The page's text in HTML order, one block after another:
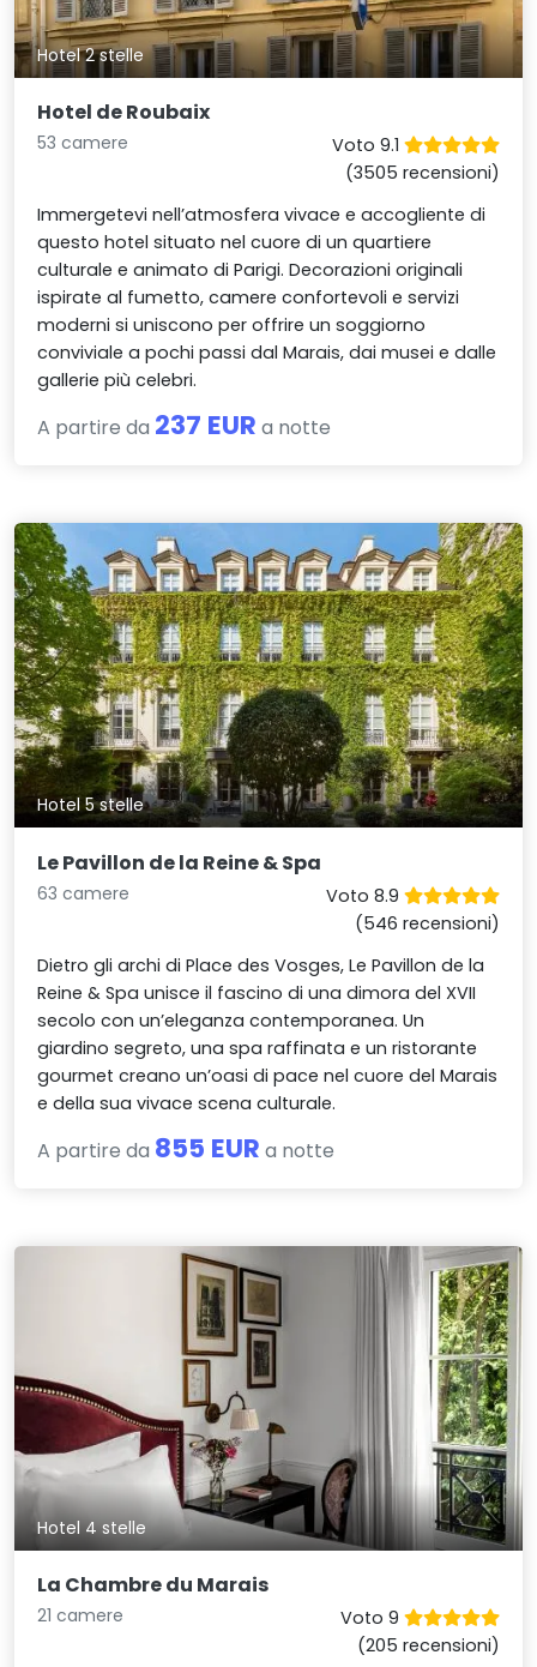
Hotel 2 stelle
Hotel de Roubaix
53 camere
Voto 9.1
(3505 recensioni)
Immergetevi nell’atmosfera vivace e accogliente di
questo hotel situato nel cuore di un quartiere
culturale e animato di Parigi. Decorazioni originali
ispirate al fumetto, camere confortevoli e servizi
moderni si uniscono per offrire un soggiorno
conviviale a pochi passi dal Marais, dai musei e dalle
gallerie più celebri.
A partire da 237 EUR a notte
Hotel 5 stelle
Le Pavillon de la Reine & Spa
63 camere
Voto 8.9
(546 recensioni)
Dietro gli archi di Place des Vosges, Le Pavillon de la
Reine & Spa unisce il fascino di una dimora del XVII
secolo con un’eleganza contemporanea. Un
giardino segreto, una spa raffinata e un ristorante
gourmet creano un’oasi di pace nel cuore del Marais
e della sua vivace scena culturale.
A partire da 855 EUR a notte
Hotel 4 stelle
La Chambre du Marais
21 camere
Voto 9
(205 recensioni)